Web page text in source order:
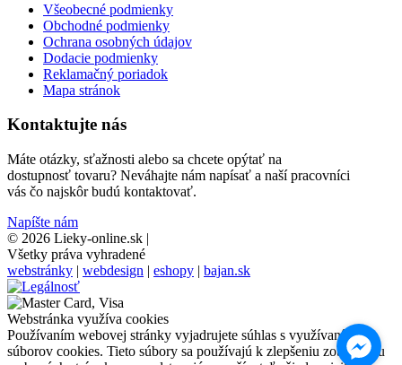
Všeobecné podmienky
Obchodné podmienky
Ochrana osobných údajov
Dodacie podmienky
Reklamačný poriadok
Mapa stránok
Kontaktujte nás
Máte otázky, sťažnosti alebo sa chcete opýtať na
dostupnosť tovaru? Neváhajte nám napísať a naší pracovníci
vás čo najskôr budú kontaktovať.
Napíšte nám
© 2026 Lieky-online.sk |
Všetky práva vyhradené
webstránky | webdesign | eshopy | bajan.sk
Webstránka využíva cookies
Používaním webovej stránky vyjadrujete súhlas s využívaním
súborov cookies. Tieto súbory sa používajú k zlepšeniu zobrazeniu